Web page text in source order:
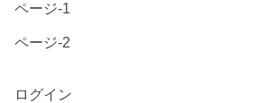
ページ-1
ページ-2
ログイン